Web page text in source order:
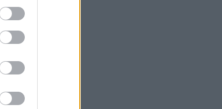
Πυρκαγιές: 325 αυτοψίες στις
πληγείσες περιοχές - 118 «κόκκινα»
Σε εξέλιξη πυρκαγιές σε Σκύρο και
ΑΔΜΗΕ: Διατηρεί την τεχνική ηγεσία